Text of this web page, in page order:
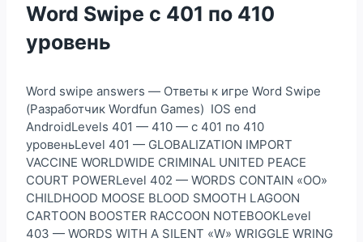
Word Swipe с 401 по 410
уровень
Word swipe answers — Ответы к игре Word Swipe
(Разработчик Wordfun Games) IOS end
AndroidLevels 401 — 410 — с 401 по 410
уровеньLevel 401 — GLOBALIZATION IMPORT
VACCINE WORLDWIDE CRIMINAL UNITED PEACE
COURT POWERLevel 402 — WORDS CONTAIN «OO»
CHILDHOOD MOOSE BLOOD SMOOTH LAGOON
CARTOON BOOSTER RACCOON NOTEBOOKLevel
403 — WORDS WITH A SILENT «W» WRIGGLE WRING